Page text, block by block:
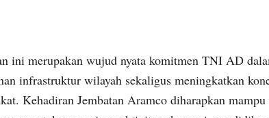
ini merupakan wujud nyata komitmen TNI AD
infrastruktur wilayah sekaligus meningkatkan
Kehadiran Jembatan Aramco diharapkan